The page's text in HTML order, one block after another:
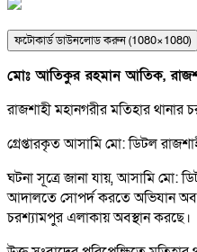
ফটোকার্ড ডাউনলোড করুন (1080×1080)
মোঃ আতিকুর রহমান আতিক,
রাজশাহী মহানগরীর মতিহার
গ্রেপ্তারকৃত আসামি মো: ডিটল
ঘটনা সূত্রে জানা যায়, আসামি মো:
আদালতে সোপর্দ করতে অভিযান
চরশ্যামপুর এলাকায় অবস্থান করছে।